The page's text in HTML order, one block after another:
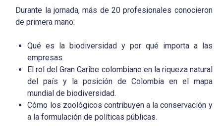
Durante la jornada, más de 20 profesionales conocieron
de primera mano:
Qué es la biodiversidad y por qué importa a las
empresas.
El rol del Gran Caribe colombiano en la riqueza natural
del país y la posición de Colombia en el mapa
mundial de biodiversidad.
Cómo los zoológicos contribuyen a la conservación y
a la formulación de políticas públicas.